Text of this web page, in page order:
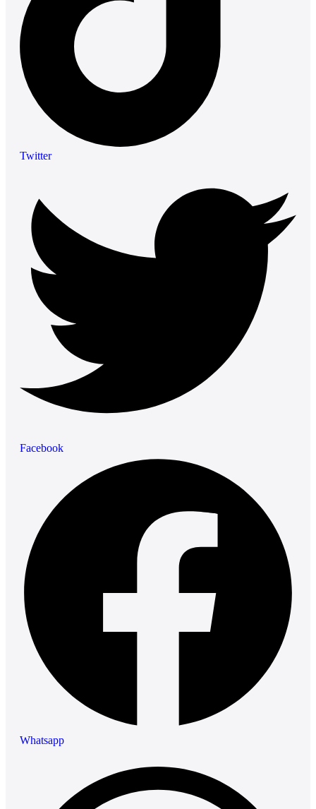
Twitter
Facebook
Whatsapp